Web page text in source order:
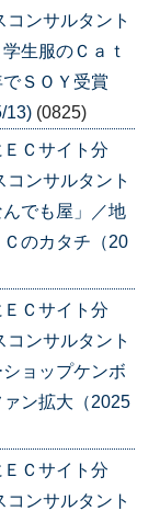
ンサルタント
生服のＣａｔ
ＳＯＹ受賞
13) (0825)
Ｃサイト分
ンサルタント
でも屋」／地
のカタチ（20
Ｃサイト分
ンサルタント
ョップケンボ
ン拡大（2025
Ｃサイト分
ンサルタント